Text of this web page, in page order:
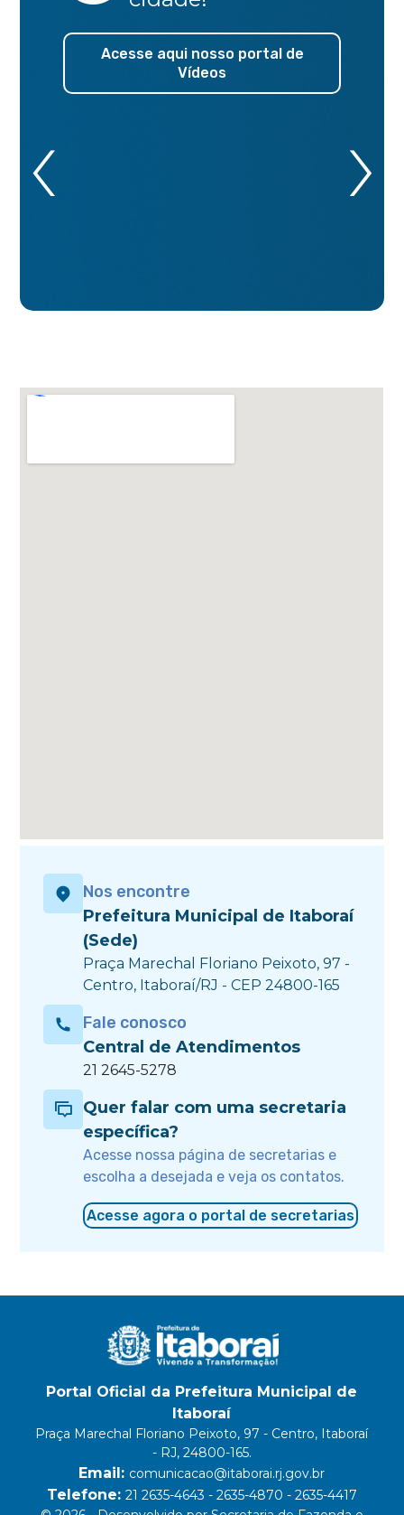
Acesse aqui nosso portal de
Vídeos
‹ ›
Nos encontre
Prefeitura Municipal de Itaboraí
(Sede)
Praça Marechal Floriano Peixoto, 97 -
Centro, Itaboraí/RJ - CEP 24800-165
Fale conosco
Central de Atendimentos
21 2645-5278
Quer falar com uma secretaria
específica?
Acesse nossa página de secretarias e
escolha a desejada e veja os contatos.
Acesse agora o portal de secretarias
Portal Oficial da Prefeitura Municipal de
Itaboraí
Praça Marechal Floriano Peixoto, 97 - Centro, Itaboraí
- RJ, 24800-165.
Email: comunicacao@itaborai.rj.gov.br
Telefone: 21 2635-4643 - 2635-4870 - 2635-4417